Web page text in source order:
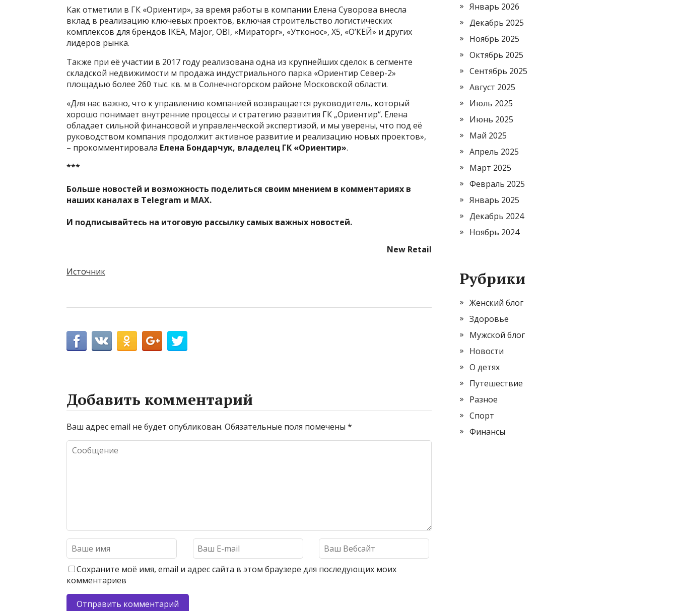
Как отметили в ГК «Ориентир», за время работы в компании Елена Суворова внесла
вклад в реализацию ключевых проектов, включая строительство логистических
комплексов для брендов IKEA, Major, OBI, «Мираторг», «Утконос», X5, «О’КЕЙ» и других
лидеров рынка.
Также при её участии в 2017 году реализована одна из крупнейших сделок в сегменте
складской недвижимости м продажа индустриального парка «Ориентир Север-2»
площадью более 260 тыс. кв. м в Солнечногорском районе Московской области.
«Для нас важно, что к управлению компанией возвращается руководитель, который
хорошо понимает внутренние процессы и стратегию развития ГК „Ориентир“. Елена
обладает сильной финансовой и управленческой экспертизой, и мы уверены, что под её
руководством компания продолжит активное развитие и реализацию новых проектов»,
– прокомментировала Елена Бондарчук, владелец ГК «Ориентир».
***
Больше новостей и возможность поделиться своим мнением в комментариях в
наших каналах в Telegram и MAX.
И подписывайтесь на итоговую рассылку самых важных новостей.
New Retail
Источник
Добавить комментарий
Ваш адрес email не будет опубликован. Обязательные поля помечены *
Сохраните моё имя, email и адрес сайта в этом браузере для последующих моих
комментариев
Январь 2026
Декабрь 2025
Ноябрь 2025
Октябрь 2025
Сентябрь 2025
Август 2025
Июль 2025
Июнь 2025
Май 2025
Апрель 2025
Март 2025
Февраль 2025
Январь 2025
Декабрь 2024
Ноябрь 2024
Рубрики
Женский блог
Здоровье
Мужской блог
Новости
О детях
Путешествие
Разное
Спорт
Финансы